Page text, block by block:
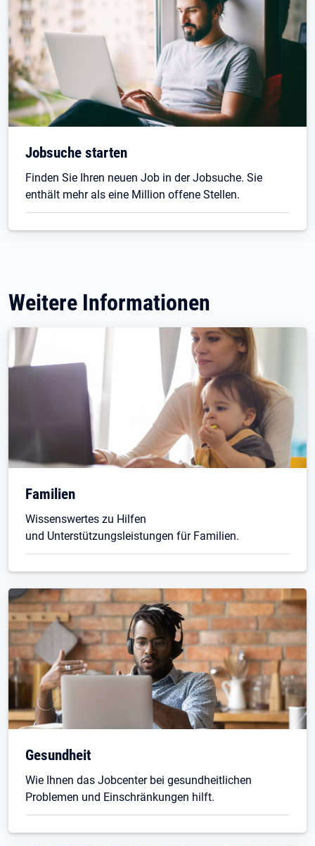
Jobsuche starten
Finden Sie Ihren neuen Job in der Jobsuche. Sie
enthält mehr als eine Million offene Stellen.
Weitere Informationen
Familien
Wissenswertes zu Hilfen
und Unterstützungsleistungen für Familien.
Gesundheit
Wie Ihnen das Jobcenter bei gesundheitlichen
Problemen und Einschränkungen hilft.